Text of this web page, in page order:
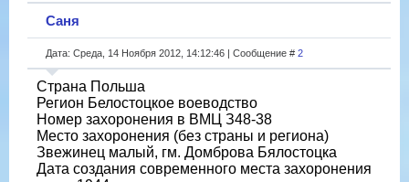
Саня
Дата: Среда, 14 Ноября 2012, 14:12:46 | Сообщение # 2
Страна Польша
Регион Белостоцкое воеводство
Номер захоронения в ВМЦ З48-38
Место захоронения (без страны и региона)
Звежинец малый, гм. Домброва Бялостоцка
Дата создания современного места захоронения